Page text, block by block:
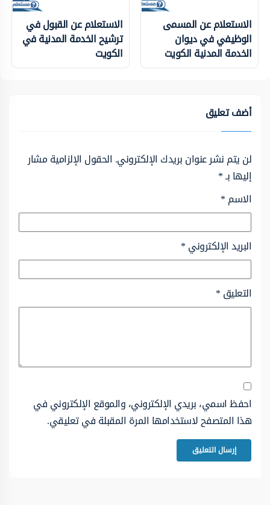
الاستعلام عن المسمى
الوظيفي في ديوان
الخدمة المدنية الكويت
الاستعلام عن القبول في
ترشيح الخدمة المدنية في
الكويت
أضف تعليق
لن يتم نشر عنوان بريدك الإلكتروني. الحقول الإلزامية مشار
إليها بـ*
الاسم*
البريد الإلكتروني*
التعليق*
احفظ اسمي، بريدي الإلكتروني، والموقع الإلكتروني في
هذا المتصفح لاستخدامها المرة المقبلة في تعليقي.